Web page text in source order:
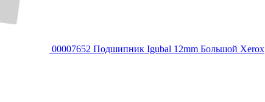
00007652 Подшипник Igubal 12mm Большой Xerox